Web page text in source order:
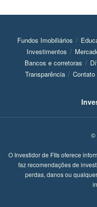
Fundos Imobiliários
Investimentos
Bancos e corretoras
Transparência
Contato
©
O Investidor de FIIs oferece
faz recomendações de
perdas, danos ou